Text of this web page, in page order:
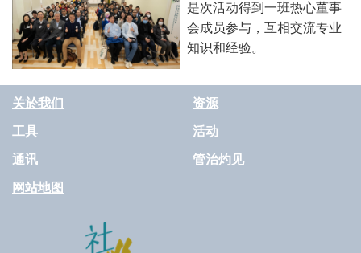
是次活动得到一班热心董事
会成员参与，互相交流专业
知识和经验。
关於我们 资源
工具 活动
通讯 管治灼见
网站地图